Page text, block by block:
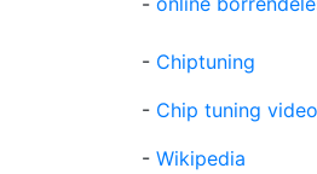
- Chiptuning
- Chip tuning video
- Wikipedia